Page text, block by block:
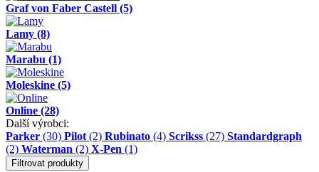
Graf von Faber Castell (5)
Lamy (8)
Marabu (1)
Moleskine (5)
Online (28)
Další výrobci:
Parker (30) Pilot (2) Rubinato (4) Scrikss (27) Standardgraph
(2) Waterman (2) X-Pen (1)
Filtrovat produkty